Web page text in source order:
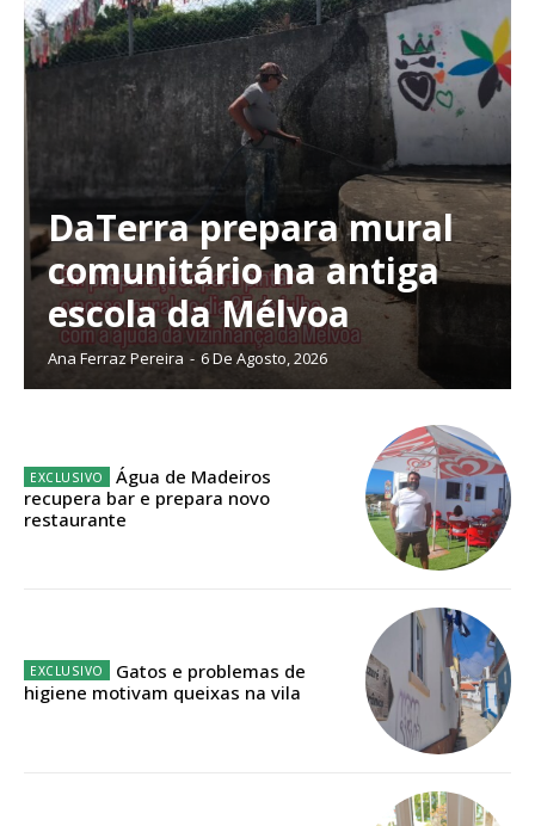
Planos de Assinatura
Faça-se assinante do Região de Cister e ajude-nos a manter este serviço
público!
Sendo assinante terá acesso a todos os conteúdos exclusivos e versões
12 meses
DaTerra prepara mural
comunitário na antiga
escola da Mélvoa
Ana Ferraz Pereira - 6 De Agosto, 2026
Água de Madeiros
recupera bar e prepara novo
restaurante
Gatos e problemas de
higiene motivam queixas na vila